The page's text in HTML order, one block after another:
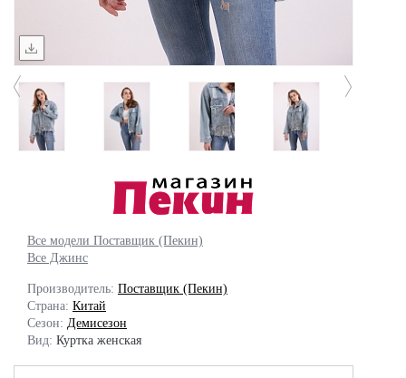
Все модели Поставщик (Пекин)
Все Джинс
Производитель: Поставщик (Пекин)
Страна: Китай
Сезон: Демисезон
Вид: Куртка женская